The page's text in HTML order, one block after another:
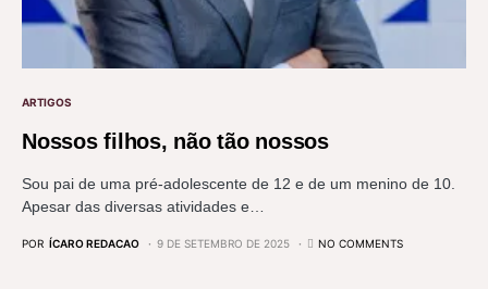
ARTIGOS
Nossos filhos, não tão nossos
Sou pai de uma pré-adolescente de 12 e de um menino de 10.
Apesar das diversas atividades e…
POR ÍCARO REDACAO 9 DE SETEMBRO DE 2025 NO COMMENTS